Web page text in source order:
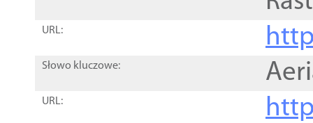
URL:
Słowo kluczowe:
URL: